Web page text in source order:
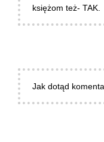
księżom też- TAK.
Jak dotąd